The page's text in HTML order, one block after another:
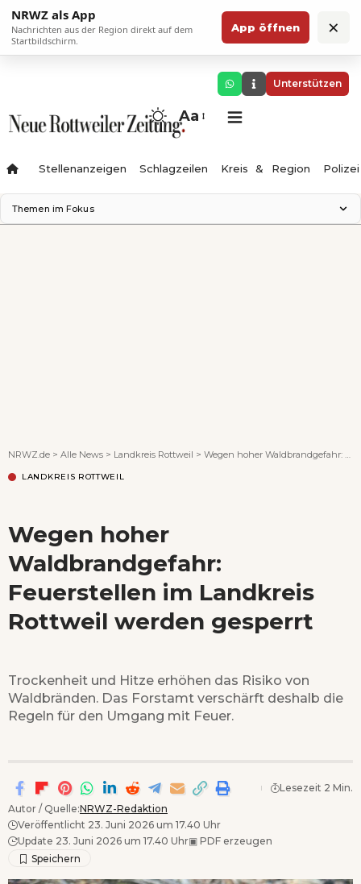
NRWZ als App
Nachrichten aus der Region direkt auf dem
Startbildschirm.
App öffnen ×
Unterstützen
Aa
Stellenanzeigen Schlagzeilen Kreis & Region Polizei
Themen im Fokus
NRWZ.de > Alle News > Landkreis Rottweil > Wegen hoher Waldbrandgefahr: Feuerstellen im Landkreis Rottweil werden gesperrt
LANDKREIS ROTTWEIL
Wegen hoher
Waldbrandgefahr:
Feuerstellen im Landkreis
Rottweil werden gesperrt
Trockenheit und Hitze erhöhen das Risiko von
Waldbränden. Das Forstamt verschärft deshalb die
Regeln für den Umgang mit Feuer.
Autor / Quelle:NRWZ-Redaktion
Veröffentlicht 23. Juni 2026 um 17.40 Uhr
Update 23. Juni 2026 um 17.40 Uhr▣ PDF erzeugen
Lesezeit 2 Min.